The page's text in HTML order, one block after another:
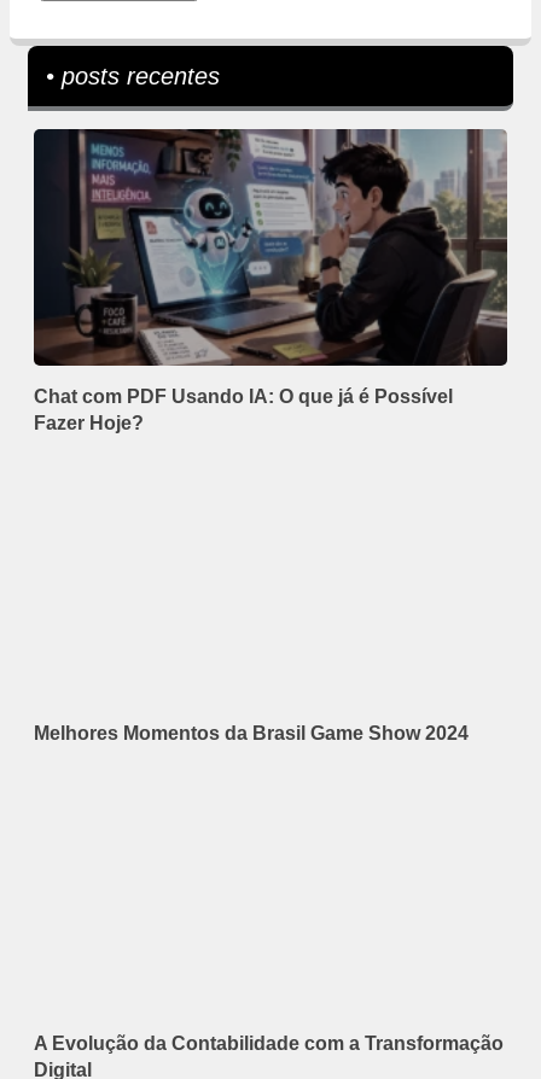
• posts recentes
Chat com PDF Usando IA: O que já é Possível
Fazer Hoje?
Melhores Momentos da Brasil Game Show 2024
A Evolução da Contabilidade com a Transformação
Digital